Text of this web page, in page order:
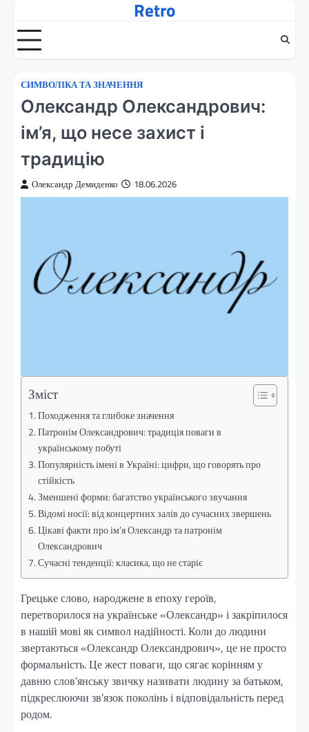
вмісту
Retro
СИМВОЛІКА ТА ЗНАЧЕННЯ
Олександр Олександрович:
ім’я, що несе захист і
традицію
Олександр Демиденко 18.06.2026
Зміст
Походження та глибоке значення
Патронім Олександрович: традиція поваги в
українському побуті
Популярність імені в Україні: цифри, що говорять про
стійкість
Зменшені форми: багатство українського звучання
Відомі носії: від концертних залів до сучасних звершень
Цікаві факти про ім’я Олександр та патронім
Олександрович
Сучасні тенденції: класика, що не старіє
Грецьке слово, народжене в епоху героїв,
перетворилося на українське «Олександр» і закріпилося
в нашій мові як символ надійності. Коли до людини
звертаються «Олександр Олександрович», це не просто
формальність. Це жест поваги, що сягає корінням у
давню слов’янську звичку називати людину за батьком,
підкреслюючи зв’язок поколінь і відповідальність перед
родом.